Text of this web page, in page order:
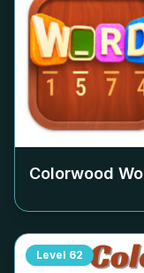
Colorwood
Level 62